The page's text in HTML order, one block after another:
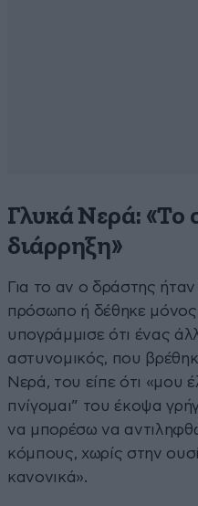
Γλυκά Νερά: «Το
διάρρηξη»
Για το αν ο δράστης
πρόσωπο ή δέθηκε
υπογράμμισε ότι ένας
αστυνομικός, που
Νερά, του είπε ότι «μου
πνίγομαι” του έκοψα
να μπορέσω να
κόμπους, χωρίς στην
κανονικά».